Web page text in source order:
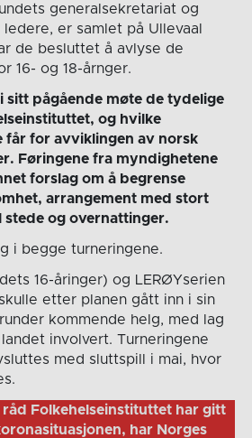
generalsekretariat og
er samlet på Ullevaal
de besluttet å avlyse de
16- og 18-årnger.
sitt pågående møte de tydelige
og hvilke
får for avviklingen av norsk
Føringene fra myndighetene
forslag om å begrense
arrangement med stort
stede og overnattinger.
i begge turneringene.
16-åringer) og LERØYserien
etter planen gått inn i sin
kommende helg, med lag
involvert. Turneringene
med sluttspill i mai, hvor
råd Folkehelseinstituttet har gitt
har Norges